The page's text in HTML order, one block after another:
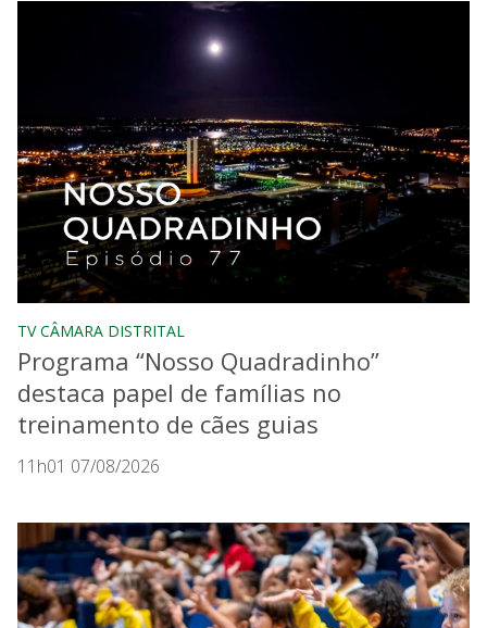
TV CÂMARA DISTRITAL
Programa “Nosso Quadradinho”
destaca papel de famílias no
treinamento de cães guias
11h01 07/08/2026